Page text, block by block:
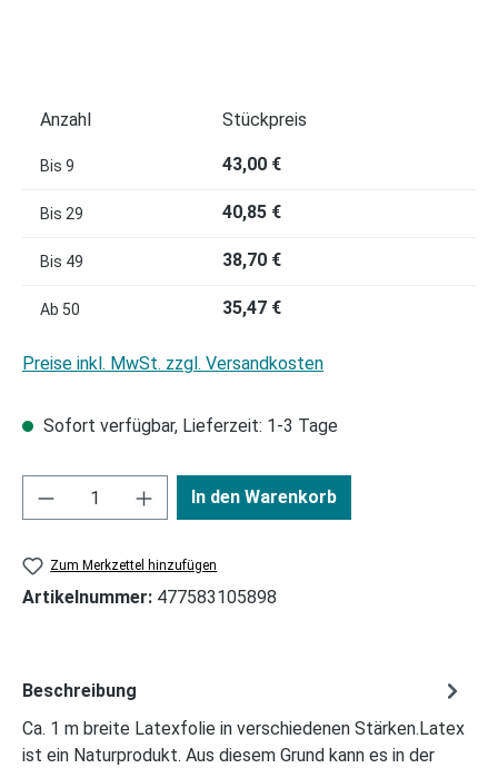
Anzahl Stückpreis
Bis 9 43,00 €
Bis 29 40,85 €
Bis 49 38,70 €
Ab 50 35,47 €
Preise inkl. MwSt. zzgl. Versandkosten
Sofort verfügbar, Lieferzeit: 1-3 Tage
In den Warenkorb
Zum Merkzettel hinzufügen
Artikelnummer: 477583105898
Beschreibung
Ca. 1 m breite Latexfolie in verschiedenen Stärken.Latex
ist ein Naturprodukt. Aus diesem Grund kann es in der